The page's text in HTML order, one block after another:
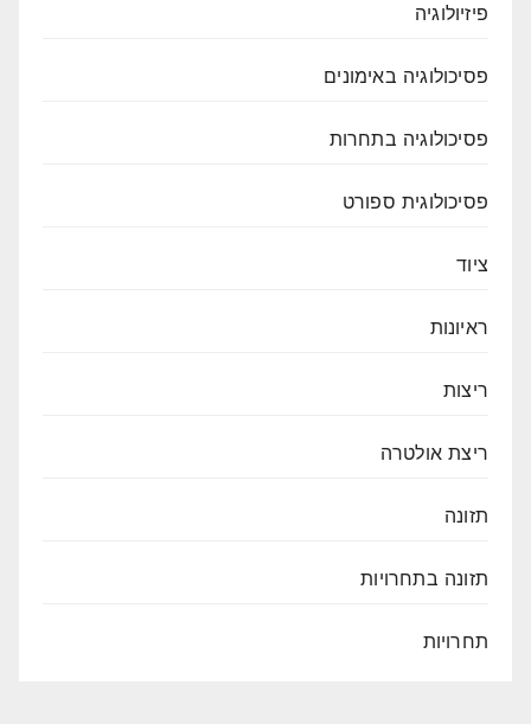
פיזיולוגיה
פסיכולוגיה באימונים
פסיכולוגיה בתחרות
פסיכולוגית ספורט
ציוד
ראיונות
ריצות
ריצת אולטרה
תזונה
תזונה בתחרויות
תחרויות